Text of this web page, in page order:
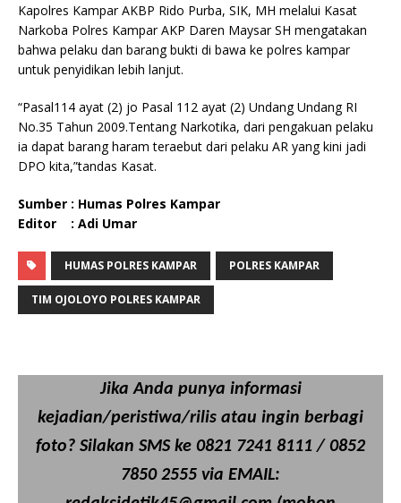
Kapolres Kampar AKBP Rido Purba, SIK, MH melalui Kasat
Narkoba Polres Kampar AKP Daren Maysar SH mengatakan
bahwa pelaku dan barang bukti di bawa ke polres kampar
untuk penyidikan lebih lanjut.
“Pasal114 ayat (2) jo Pasal 112 ayat (2) Undang Undang RI
No.35 Tahun 2009.Tentang Narkotika, dari pengakuan pelaku
ia dapat barang haram teraebut dari pelaku AR yang kini jadi
DPO kita,”tandas Kasat.
Sumber : Humas Polres Kampar
Editor : Adi Umar
HUMAS POLRES KAMPAR POLRES KAMPAR
TIM OJOLOYO POLRES KAMPAR
Jika Anda punya informasi
kejadian/peristiwa/rilis atau ingin berbagi
foto? Silakan SMS ke 0821 7241 8111 / 0852
7850 2555 via EMAIL: